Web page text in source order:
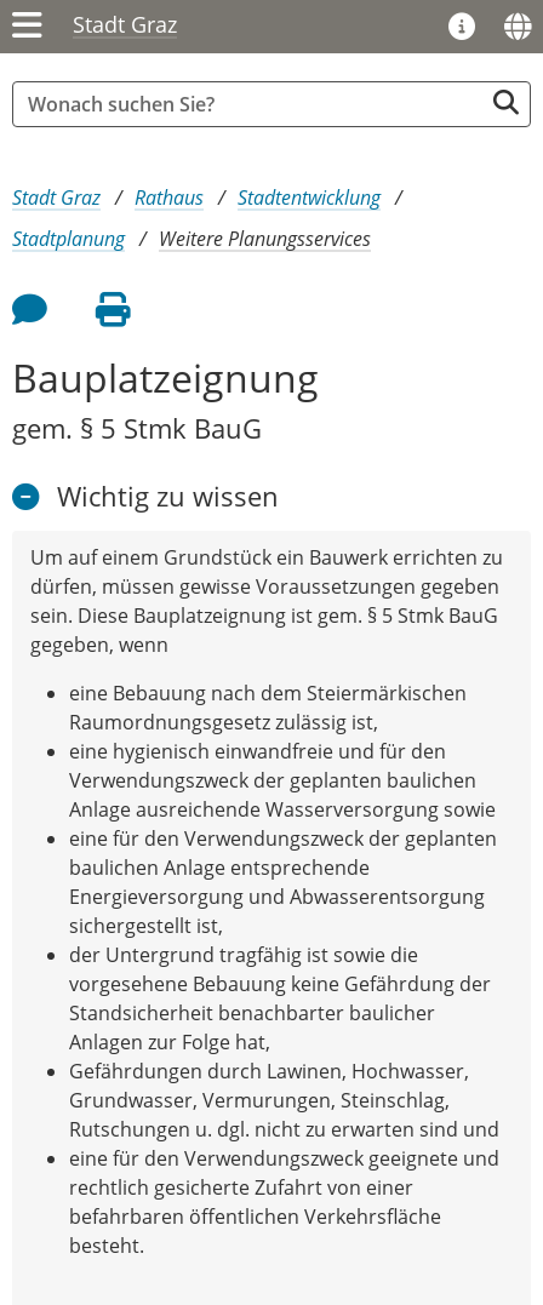
Stadt Graz
Sie sind hier:
Stadt Graz Rathaus
Stadtentwicklung
Stadtplanung
Weitere Planungsservices
Feedback an Autor
Seite drucken
Bauplatzeignung
gem. § 5 Stmk BauG
Wichtig zu wissen
Um auf einem Grundstück ein Bauwerk errichten zu
dürfen, müssen gewisse Voraussetzungen gegeben
sein. Diese Bauplatzeignung ist gem. § 5 Stmk BauG
gegeben, wenn
eine Bebauung nach dem Steiermärkischen
Raumordnungsgesetz zulässig ist,
eine hygienisch einwandfreie und für den
Verwendungszweck der geplanten baulichen
Anlage ausreichende Wasserversorgung sowie
eine für den Verwendungszweck der geplanten
baulichen Anlage entsprechende
Energieversorgung und Abwasserentsorgung
sichergestellt ist,
der Untergrund tragfähig ist sowie die
vorgesehene Bebauung keine Gefährdung der
Standsicherheit benachbarter baulicher
Anlagen zur Folge hat,
Gefährdungen durch Lawinen, Hochwasser,
Grundwasser, Vermurungen, Steinschlag,
Rutschungen u. dgl. nicht zu erwarten sind und
eine für den Verwendungszweck geeignete und
rechtlich gesicherte Zufahrt von einer
befahrbaren öffentlichen Verkehrsfläche
besteht.